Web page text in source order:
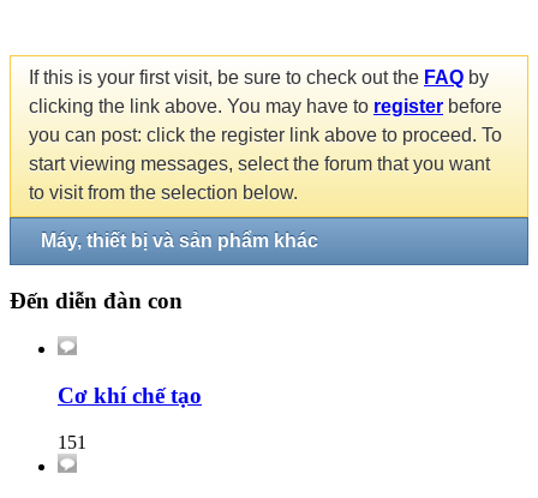
If this is your first visit, be sure to check out the FAQ by
clicking the link above. You may have to register before
you can post: click the register link above to proceed. To
start viewing messages, select the forum that you want
to visit from the selection below.
Máy, thiết bị và sản phẩm khác
Đến diễn đàn con
Cơ khí chế tạo
151